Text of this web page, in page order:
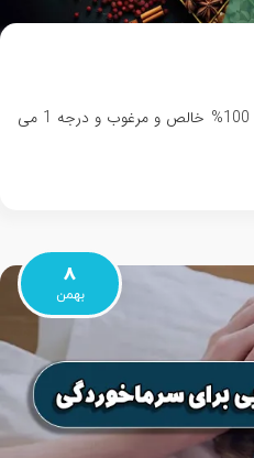
به منظور خرید گیاهان دارویی عمده 100% خالص و مرغوب و درجه 1 می
8
بهمن